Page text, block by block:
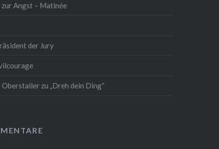
Angst – Matinée
der Jury
zu „Dreh dein Ding“